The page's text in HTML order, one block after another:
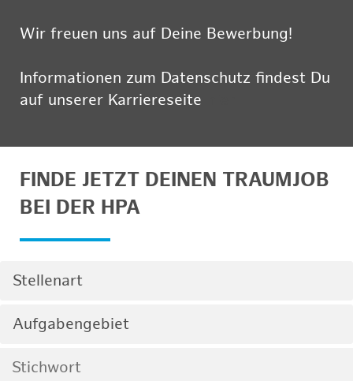
Wir freuen uns auf Deine Bewerbung!
Informationen zum Datenschutz findest Du
auf unserer Karriereseite
FINDE JETZT DEINEN TRAUMJOB
BEI DER HPA
Stellenart
Aufgabengebiet